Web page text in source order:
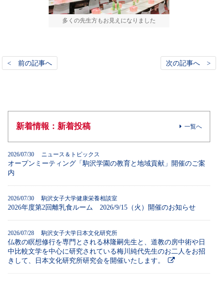
多くの先生方もお見えになりました
< 前の記事へ 次の記事へ >
新着情報：新着投稿 一覧へ
2026/07/30 ニュース＆トピックス
オープンミーティング「駒沢学園の教育と地域貢献」開催のご案
内
2026/07/30 駒沢女子大学健康栄養相談室
2026年度第2回離乳食ルーム 2026/9/15（火）開催のお知らせ
2026/07/28 駒沢女子大学日本文化研究所
仏教の瞑想修行を専門とされる林隆嗣先生と、道教の房中術や日
中比較文学を中心に研究されている梅川純代先生のお二人をお招
きして、日本文化研究所研究会を開催いたします。